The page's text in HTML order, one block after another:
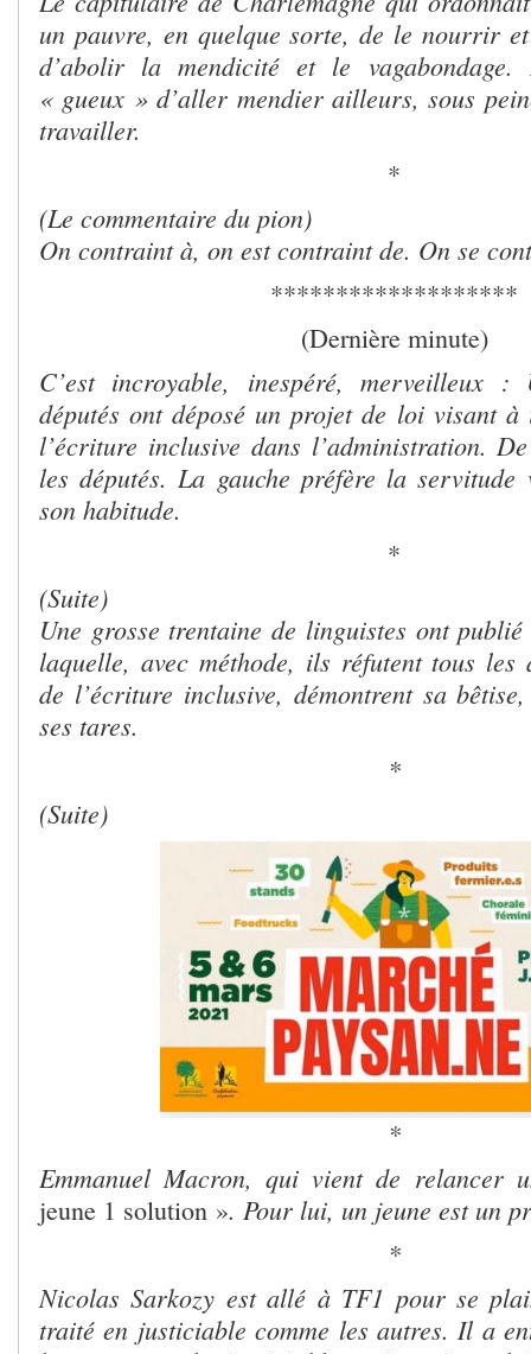
un pauvre, en quelque sorte, de le nourrir
d’abolir la mendicité et le
« gueux » d’aller mendier ailleurs, sous
travailler.
*
(Le commentaire du pion)
On contraint à, on est contraint de. On se
*******************
(Dernière minute)
C’est incroyable, inespéré, merveilleux :
députés ont déposé un projet de loi visant à
l’écriture inclusive dans l’administration.
les députés. La gauche préfère la servitude
son habitude.
*
(Suite)
Une grosse trentaine de linguistes ont publié
laquelle, avec méthode, ils réfutent tous les
de l’écriture inclusive, démontrent sa
ses tares.
*
(Suite)
*
Emmanuel Macron, qui vient de
jeune 1 solution ». Pour lui, un jeune est un
*
Nicolas Sarkozy est allé à TF1 pour se
traité en justiciable comme les autres. Il a